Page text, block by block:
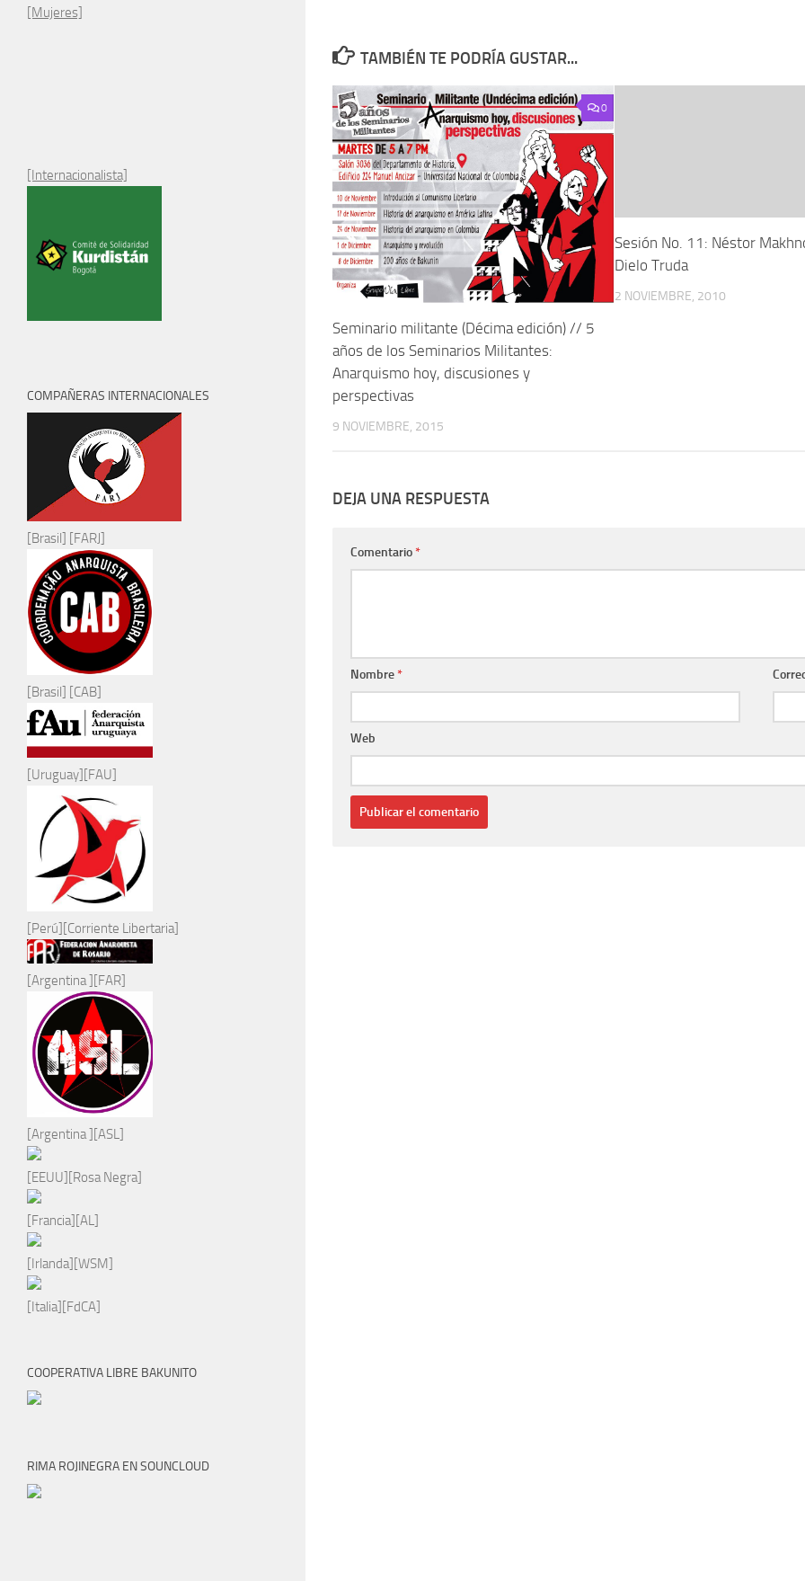
TAMBIÉN TE PODRÍA GUSTAR...
0
Seminario militante (Décima edición) // 5
años de los Seminarios Militantes:
Anarquismo hoy, discusiones y
perspectivas
9 NOVIEMBRE, 2015
Sesión No. 11: Néstor
Dielo Truda
2 NOVIEMBRE, 2010
DEJA UNA RESPUESTA
Comentario*
Nombre*
Web
[Mujeres]
[Internacionalista]
COMPAÑERAS INTERNACIONALES
[Brasil] [FARJ]
[Brasil] [CAB]
[Uruguay][FAU]
[Perú][Corriente Libertaria]
[Argentina ][FAR]
[Argentina ][ASL]
[EEUU][Rosa Negra]
[Francia][AL]
[Irlanda][WSM]
[Italia][FdCA]
COOPERATIVA LIBRE BAKUNITO
RIMA ROJINEGRA EN SOUNCLOUD